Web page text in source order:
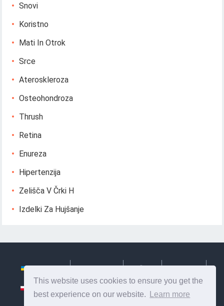
This website uses cookies to ensure you get the
best experience on our website.
Learn more
Snovi
Koristno
Mati In Otrok
Srce
Ateroskleroza
Osteohondroza
Thrush
Retina
Enureza
Hipertenzija
Zelišča V Črki H
Izdelki Za Hujšanje